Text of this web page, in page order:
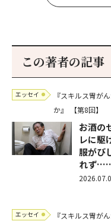
この著者の記事
エッセイ
『スキルス胃が
か』
【第8回】
お酒の
レに駆
服がび
れず
エッセイ
『スキルス胃が